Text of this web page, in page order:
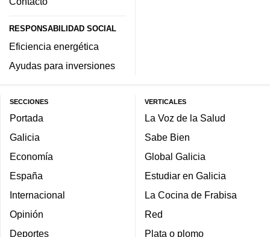
RESPONSABILIDAD SOCIAL
Eficiencia energética
Ayudas para inversiones
SECCIONES
Portada
Galicia
Economía
España
Internacional
Opinión
Deportes
VERTICALES
La Voz de la Salud
Sabe Bien
Global Galicia
Estudiar en Galicia
La Cocina de Frabisa
Red
Plata o plomo